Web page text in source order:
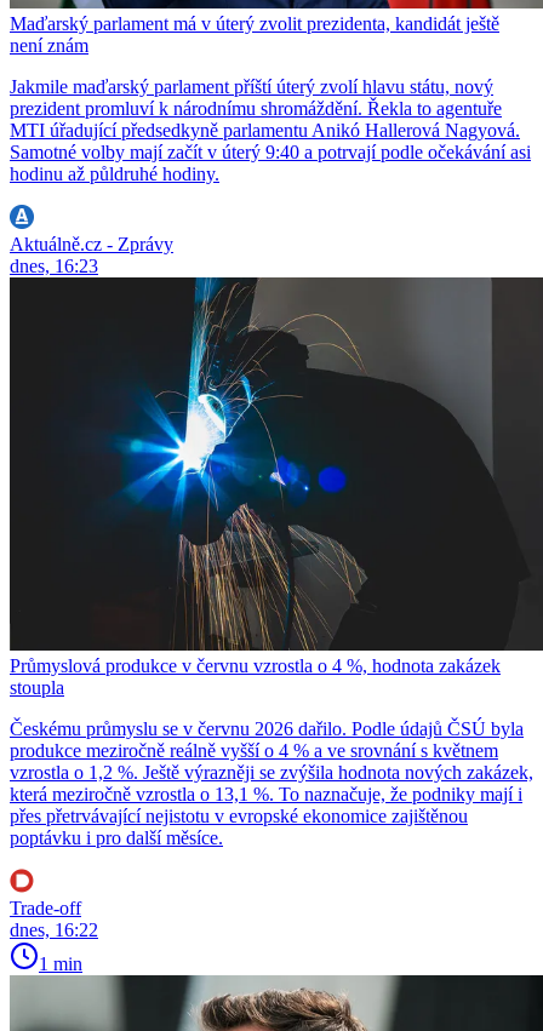
Maďarský parlament má v úterý zvolit prezidenta, kandidát ještě
není znám
Jakmile maďarský parlament příští úterý zvolí hlavu státu, nový
prezident promluví k národnímu shromáždění. Řekla to agentuře
MTI úřadující předsedkyně parlamentu Anikó Hallerová Nagyová.
Samotné volby mají začít v úterý 9:40 a potrvají podle očekávání asi
hodinu až půldruhé hodiny.
Aktuálně.cz - Zprávy
dnes, 16:23
Průmyslová produkce v červnu vzrostla o 4 %, hodnota zakázek
stoupla
Českému průmyslu se v červnu 2026 dařilo. Podle údajů ČSÚ byla
produkce meziročně reálně vyšší o 4 % a ve srovnání s květnem
vzrostla o 1,2 %. Ještě výrazněji se zvýšila hodnota nových zakázek,
která meziročně vzrostla o 13,1 %. To naznačuje, že podniky mají i
přes přetrvávající nejistotu v evropské ekonomice zajištěnou
poptávku i pro další měsíce.
Trade-off
dnes, 16:22
1 min